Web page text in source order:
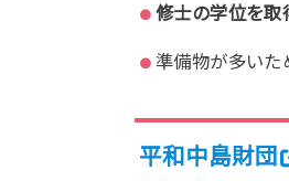
修士の学位を取
準備物が多いた
平和中島財団